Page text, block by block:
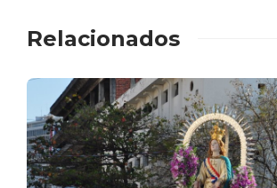
Relacionados